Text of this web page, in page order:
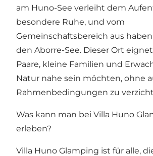
am Huno-See verleiht dem
besondere Ruhe, und vom
Gemeinschaftsbereich aus
den Aborre-See. Dieser Ort
Paare, kleine Familien und
Natur nahe sein möchten, ohne
Rahmenbedingungen zu
Was kann man bei Villa Huno
erleben?
Villa Huno Glamping ist für alle,